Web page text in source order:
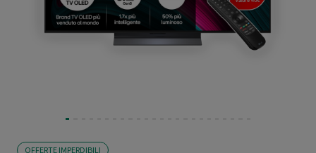
OFFERTE IMPERDIBILI